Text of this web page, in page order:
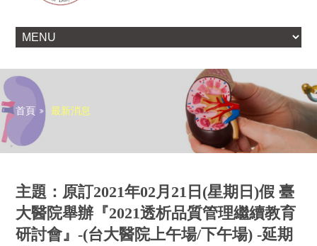
首頁 最新消息
主題：原訂2021年02月21日(星期日)假 臺
大醫院舉辦『2021透析品質管理繼續教育
研討會』-(台大醫院上午場/下午場) -延期